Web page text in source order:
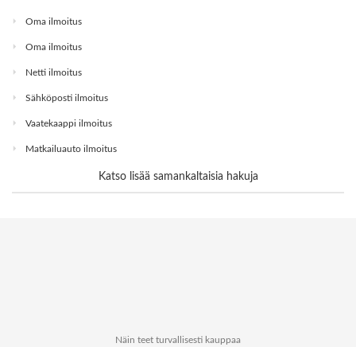
Oma ilmoitus
Oma ilmoitus
Netti ilmoitus
Sähköposti ilmoitus
Vaatekaappi ilmoitus
Matkailuauto ilmoitus
Katso lisää samankaltaisia hakuja
Näin teet turvallisesti kauppaa